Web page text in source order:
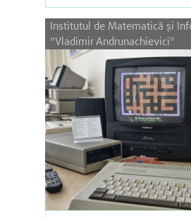
Institutul de Matematică şi
"Vladimir Andrunachievici"